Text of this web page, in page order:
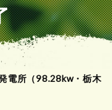
電所（98.28kw・栃木